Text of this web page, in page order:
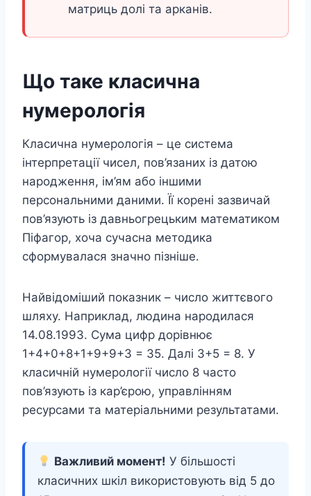
матриць долі та арканів.
Що таке класична
нумерологія
Класична нумерологія – це система
інтерпретації чисел, пов’язаних із датою
народження, ім’ям або іншими
персональними даними. Її корені зазвичай
пов’язують із давньогрецьким математиком
Піфагор, хоча сучасна методика
сформувалася значно пізніше.
Найвідоміший показник – число життєвого
шляху. Наприклад, людина народилася
14.08.1993. Сума цифр дорівнює
1+4+0+8+1+9+9+3 = 35. Далі 3+5 = 8. У
класичній нумерології число 8 часто
пов’язують із кар’єрою, управлінням
ресурсами та матеріальними результатами.
Важливий момент! У більшості
класичних шкіл використовують від 5 до